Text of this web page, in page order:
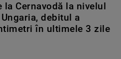
la Cernavodă la nivelul
debitul a
în ultimele 3 zile